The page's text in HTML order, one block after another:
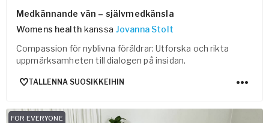
Medkännande vän – självmedkänsla
Womens health kanssa Jovanna Stolt
Compassion för nyblivna föräldrar: Utforska och rikta
uppmärksamheten till dialogen på insidan.
TALLENNA SUOSIKKEIHIN
FOR EVERYONE